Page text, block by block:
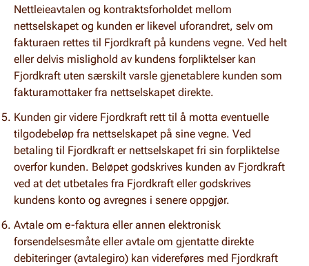
Nettleieavtalen og kontraktsforholdet mellom
nettselskapet og kunden er likevel uforandret, selv om
fakturaen rettes til Fjordkraft på kundens vegne. Ved helt
eller delvis mislighold av kundens forpliktelser kan
Fjordkraft uten særskilt varsle gjenetablere kunden som
fakturamottaker fra nettselskapet direkte.
Kunden gir videre Fjordkraft rett til å motta eventuelle
tilgodebeløp fra nettselskapet på sine vegne. Ved
betaling til Fjordkraft er nettselskapet fri sin forpliktelse
overfor kunden. Beløpet godskrives kunden av Fjordkraft
ved at det utbetales fra Fjordkraft eller godskrives
kundens konto og avregnes i senere oppgjør.
Avtale om e-faktura eller annen elektronisk
forsendelsesmåte eller avtale om gjentatte direkte
debiteringer (avtalegiro) kan videreføres med Fjordkraft